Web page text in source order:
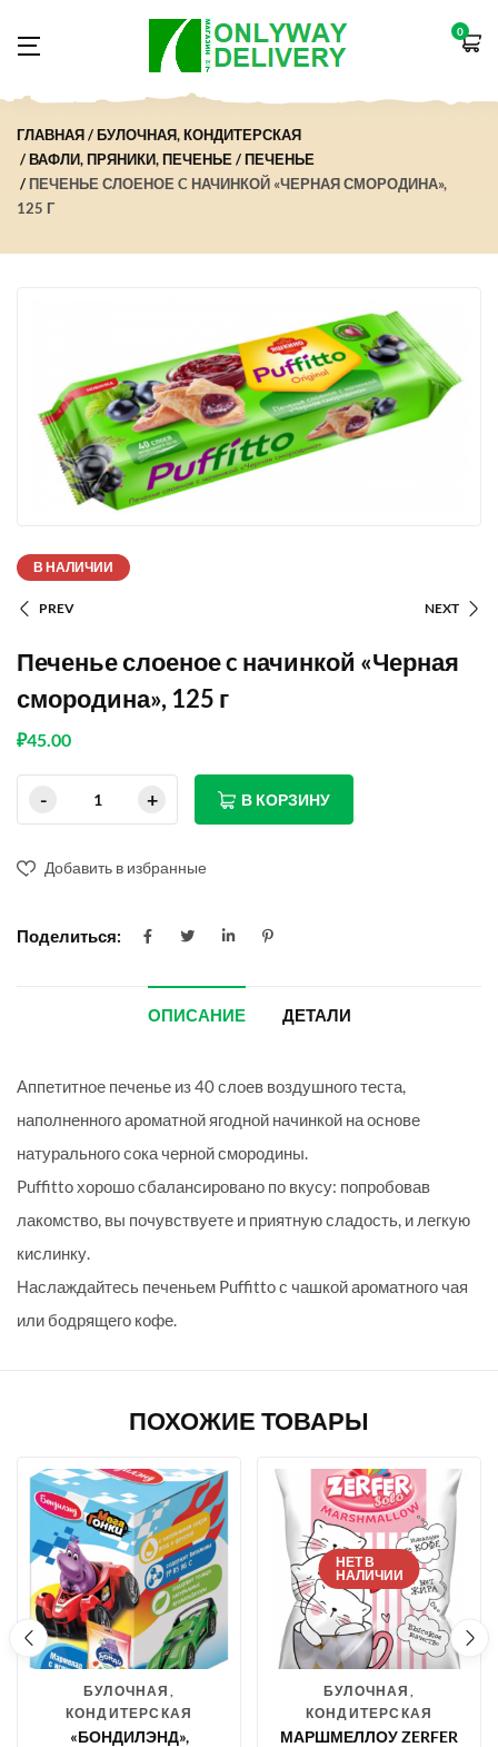
0
ГЛАВНАЯ
БУЛОЧНАЯ, КОНДИТЕРСКАЯ
ВАФЛИ, ПРЯНИКИ, ПЕЧЕНЬЕ
ПЕЧЕНЬЕ
ПЕЧЕНЬЕ СЛОЕНОЕ C НАЧИНКОЙ «ЧЕРНАЯ СМОРОДИНА»,
125 Г
В НАЛИЧИИ
PREV NEXT
Печенье слоеное c начинкой «Черная
смородина», 125 г
₽45.00
В КОРЗИНУ
Добавить в избранные
Поделиться:
ОПИСАНИЕ ДЕТАЛИ
Аппетитное печенье из 40 слоев воздушного теста,
наполненного ароматной ягодной начинкой на основе
натурального сока черной смородины.
Puffitto хорошо сбалансировано по вкусу: попробовав
лакомство, вы почувствуете и приятную сладость, и легкую
кислинку.
Наслаждайтесь печеньем Puffitto с чашкой ароматного чая
или бодрящего кофе.
ПОХОЖИЕ ТОВАРЫ
БУЛОЧНАЯ,
КОНДИТЕРСКАЯ
«БОНДИЛЭНД»,
НЕТ В
НАЛИЧИИ
БУЛОЧНАЯ,
КОНДИТЕРСКАЯ
МАРШМЕЛЛОУ ZERFER